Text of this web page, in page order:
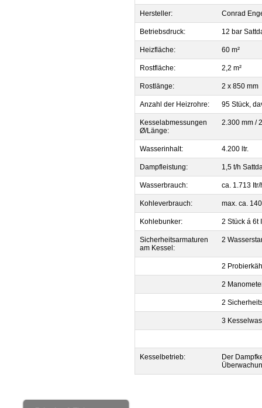
Hersteller: Conrad
Betriebsdruck: 12 bar
Heizfläche: 60 m²
Rostfläche: 2,2 m²
Rostlänge: 2 x 850 mm
Anzahl der Heizrohre: 95 Stück,
Kesselabmessungen
Ø/Länge:
2.300 mm /
Wasserinhalt: 4.200 ltr.
Dampfleistung: 1,5 t/h
Wasserbrauch: ca. 1.713 Itr/
Kohleverbrauch: max. ca.
Kohlebunker: 2 Stück á 6t
Sicherheitsarmaturen
am Kessel:
2
2
2
2
3
Kesselbetrieb:
Der